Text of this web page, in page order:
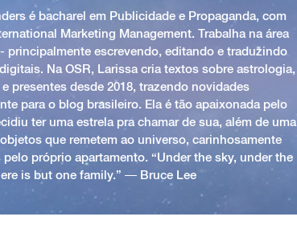
é bacharel em Publicidade e Propaganda, com
Marketing Management. Trabalha na área
principalmente escrevendo, editando e traduzindo
Na OSR, Larissa cria textos sobre astrologia,
presentes desde 2018, trazendo novidades
para o blog brasileiro. Ela é tão apaixonada pelo
ter uma estrela pra chamar de sua, além de uma
que remetem ao universo, carinhosamente
próprio apartamento. “Under the sky, under the
is but one family.” ― Bruce Lee